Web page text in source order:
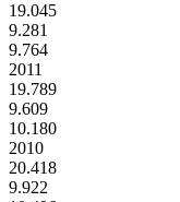
19.045
9.281
9.764
2011
19.789
9.609
10.180
2010
20.418
9.922